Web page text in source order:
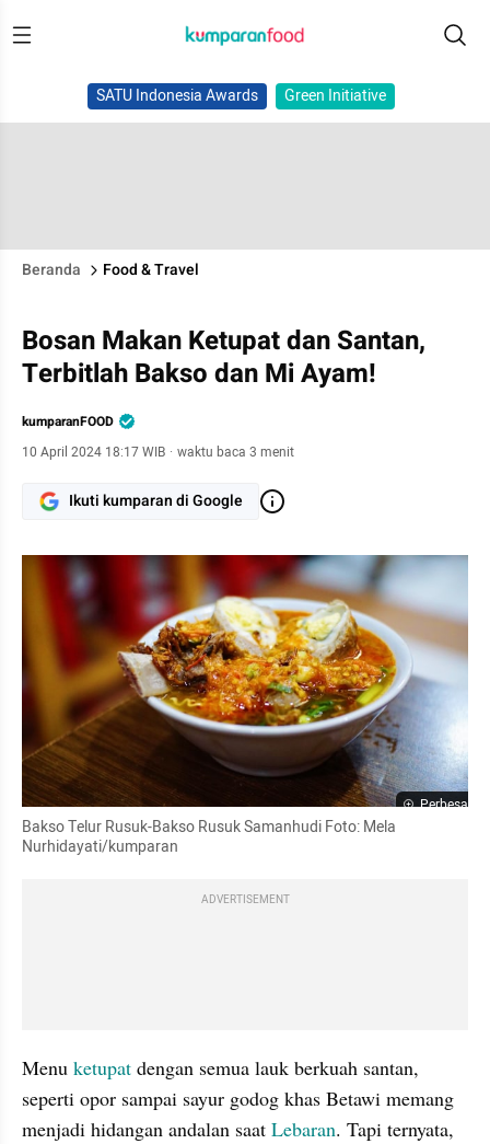
SATU Indonesia Awards Green Initiative
Beranda Food & Travel
Bosan Makan Ketupat dan Santan,
Terbitlah Bakso dan Mi Ayam!
kumparanFOOD
10 April 2024 18:17 WIB · waktu baca 3 menit
Ikuti kumparan di Google
Perbesar
Bakso Telur Rusuk-Bakso Rusuk Samanhudi Foto: Mela
Nurhidayati/kumparan
ADVERTISEMENT
Menu ketupat dengan semua lauk berkuah santan,
seperti opor sampai sayur godog khas Betawi memang
menjadi hidangan andalan saat Lebaran. Tapi ternyata,